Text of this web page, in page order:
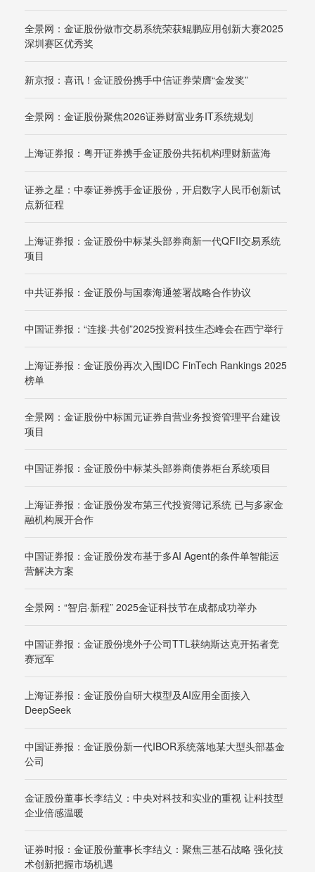
全景网：金证股份做市交易系统荣获鲲鹏应用创新大赛2025
深圳赛区优秀奖
新京报：喜讯！金证股份携手中信证券荣膺“金发奖”
全景网：金证股份聚焦2026证券财富业务IT系统规划
上海证券报：粤开证券携手金证股份共拓机构理财新蓝海
证券之星：中泰证券携手金证股份，开启数字人民币创新试
点新征程
上海证券报：金证股份中标某头部券商新一代QFII交易系统
项目
中共证券报：金证股份与国泰海通签署战略合作协议
中国证券报：“连接·共创”2025投资科技生态峰会在西宁举行
上海证券报：金证股份再次入围IDC FinTech Rankings 2025
榜单
全景网：金证股份中标国元证券自营业务投资管理平台建设
项目
中国证券报：金证股份中标某头部券商债券柜台系统项目
上海证券报：金证股份发布第三代投资簿记系统 已与多家金
融机构展开合作
中国证券报：金证股份发布基于多AI Agent的条件单智能运
营解决方案
全景网：“智启·新程” 2025金证科技节在成都成功举办
中国证券报：金证股份境外子公司TTL获纳斯达克开拓者竞
赛冠军
上海证券报：金证股份自研大模型及AI应用全面接入
DeepSeek
中国证券报：金证股份新一代IBOR系统落地某大型头部基金
公司
金证股份董事长李结义：中央对科技和实业的重视 让科技型
企业倍感温暖
证券时报：金证股份董事长李结义：聚焦三基石战略 强化技
术创新把握市场机遇